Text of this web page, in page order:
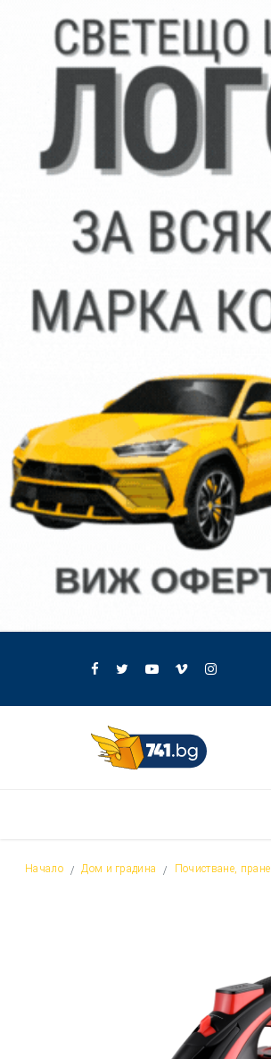
Начало Дом и градина Почистване, пране